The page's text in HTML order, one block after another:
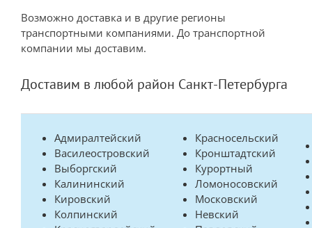
Возможно доставка и в другие регионы
транспортными компаниями. До транспортной
компании мы доставим.
Доставим в любой район Санкт-Петербурга
Адмиралтейский
Василеостровский
Выборгский
Калининский
Кировский
Колпинский
Красносельский
Кронштадтский
Курортный
Ломоносовский
Московский
Невский